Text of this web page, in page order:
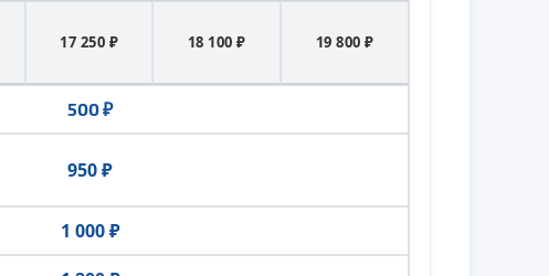
17 250 ₽ 18 100 ₽ 19 800 ₽
500 ₽
950 ₽
1 000 ₽